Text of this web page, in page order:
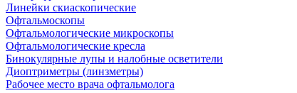
Линейки скиаскопические
Офтальмоскопы
Офтальмологические микроскопы
Офтальмологические кресла
Бинокулярные лупы и налобные осветители
Диоптриметры (линзметры)
Рабочее место врача офтальмолога